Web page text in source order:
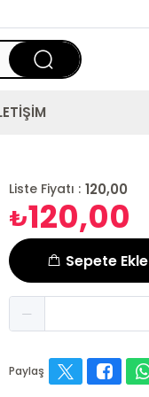
Liste Fiyatı : 120,00
₺120,00
Sepete Ekle
Paylaş